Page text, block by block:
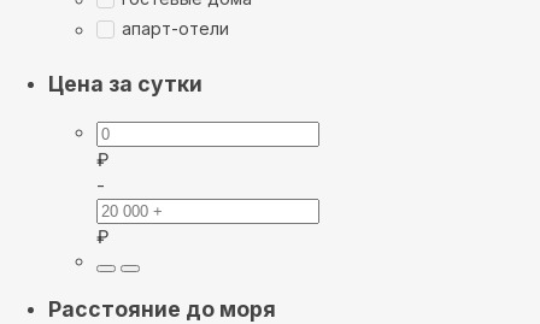
апарт-отели
Цена за сутки
₽
-
₽
Расстояние до моря